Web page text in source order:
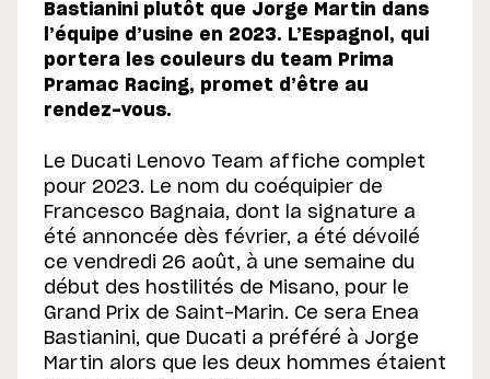
Bastianini plutôt que Jorge Martin dans
l’équipe d’usine en 2023. L’Espagnol, qui
portera les couleurs du team Prima
Pramac Racing, promet d’être au
rendez-vous.
Le Ducati Lenovo Team affiche complet
pour 2023. Le nom du coéquipier de
Francesco Bagnaia, dont la signature a
été annoncée dès février, a été dévoilé
ce vendredi 26 août, à une semaine du
début des hostilités de Misano, pour le
Grand Prix de Saint-Marin. Ce sera Enea
Bastianini, que Ducati a préféré à Jorge
Martin alors que les deux hommes étaient